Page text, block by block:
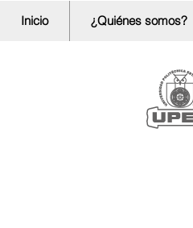
Inicio ¿Quiénes somos?